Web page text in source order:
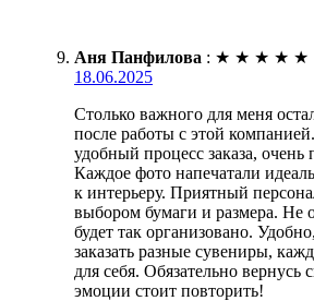
Аня Панфилова : ★ ★ ★ ★ ★
18.06.2025
Столько важного для меня
после работы с этой
удобный процесс заказа, очень
Каждое фото напечатали
к интерьеру. Приятный
выбором бумаги и размера. Не
будет так организовано.
заказать разные сувениры,
для себя. Обязательно вернусь
эмоции стоит повторить!